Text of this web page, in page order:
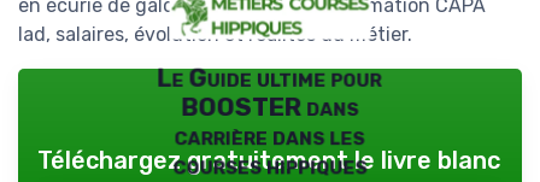
en écurie de galop : horaires, soins, formation CAPA
lad, salaires, évolution et réalités du métier.
Le Guide ultime pour
BOOSTER dans
carrière dans les
courses hippiques
Téléchargez gratuitement le livre blanc